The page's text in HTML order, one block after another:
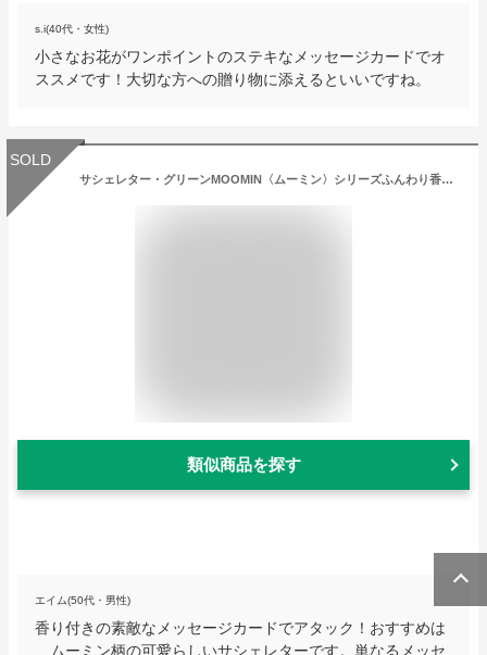
s.i(40代・女性)
小さなお花がワンポイントのステキなメッセージカードでオ
ススメです！大切な方への贈り物に添えるといいですね。
SOLD
サシェレター・グリーンMOOMIN〈ムーミン〉シリーズふんわり香るメッセージカードセット
類似商品を探す
エイム(50代・男性)
香り付きの素敵なメッセージカードでアタック！おすすめは
、ムーミン柄の可愛らしいサシェレターです。単なるメッセ